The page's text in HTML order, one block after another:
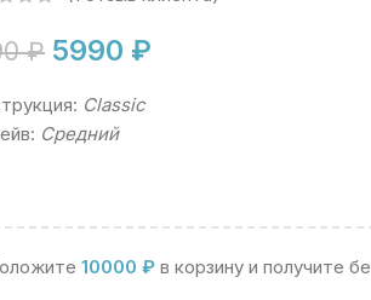
₽ 5990 ₽
Classic
Средний
10000 ₽в корзину и получите